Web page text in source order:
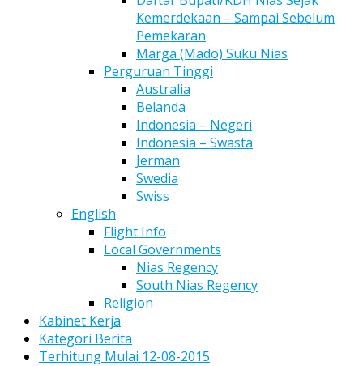
Kemerdekaan – Sampai Sebelum
Pemekaran
Marga (Mado) Suku Nias
Perguruan Tinggi
Australia
Belanda
Indonesia – Negeri
Indonesia – Swasta
Jerman
Swedia
Swiss
English
Flight Info
Local Governments
Nias Regency
South Nias Regency
Religion
Kabinet Kerja
Kategori Berita
Terhitung Mulai 12-08-2015